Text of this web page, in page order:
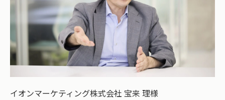
イオンマーケティング株式会社 宝来 理様